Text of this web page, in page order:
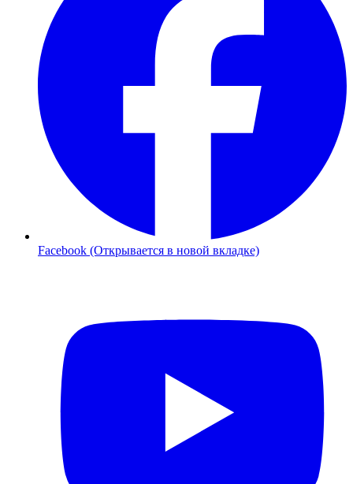
Facebook (Открывается в новой вкладке)